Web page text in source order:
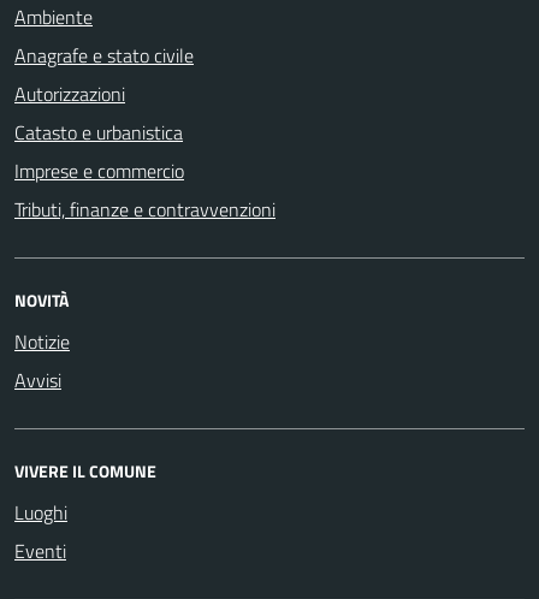
Ambiente
Anagrafe e stato civile
Autorizzazioni
Catasto e urbanistica
Imprese e commercio
Tributi, finanze e contravvenzioni
NOVITÀ
Notizie
Avvisi
VIVERE IL COMUNE
Luoghi
Eventi